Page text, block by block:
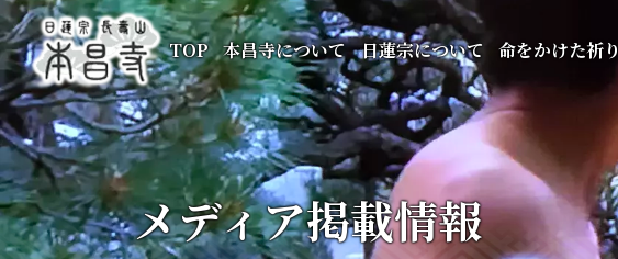
TOP 本昌寺について 日蓮宗について 命をかけた祈り
メディア掲載情報